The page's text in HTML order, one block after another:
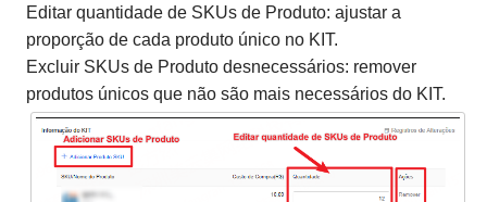
Editar quantidade de SKUs de Produto: ajustar a
proporção de cada produto único no KIT.
Excluir SKUs de Produto desnecessários: remover
produtos únicos que não são mais necessários do KIT.